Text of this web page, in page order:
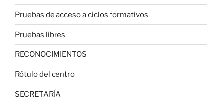
Pruebas de acceso a ciclos formativos
Pruebas libres
RECONOCIMIENTOS
Rótulo del centro
SECRETARÍA